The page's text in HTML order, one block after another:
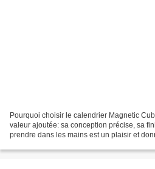
Pourquoi choisir le calendrier Magnetic
valeur ajoutée: sa conception précise, sa
prendre dans les mains est un plaisir et